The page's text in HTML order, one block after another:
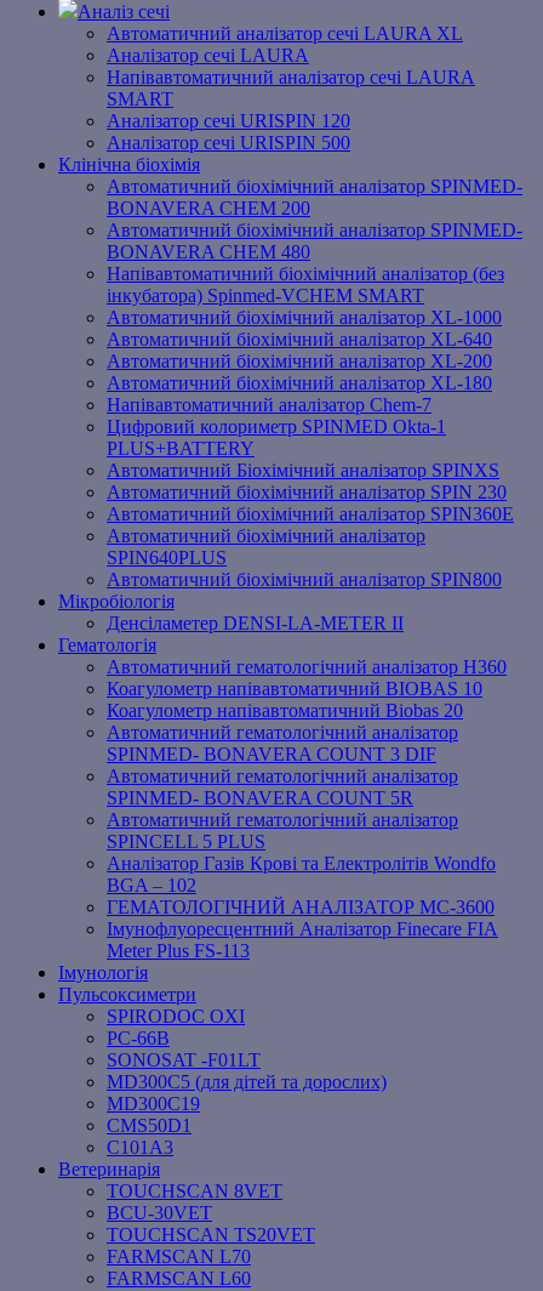
Аналіз сечі
Автоматичний аналізатор сечі LAURA XL
Аналізатор сечі LAURA
Напівавтоматичний аналізатор сечі LAURA
SMART
Аналізатор сечі URISPIN 120
Аналізатор сечі URISPIN 500
Клінічна біохімія
Автоматичний біохімічний аналізатор SPINMED-
BONAVERA CHEM 200
Автоматичний біохімічний аналізатор SPINMED-
BONAVERA CHEM 480
Напівавтоматичний біохімічний аналізатор (без
інкубатора) Spinmed-VCHEM SMART
Автоматичний біохімічний аналізатор XL-1000
Автоматичний біохімічний аналізатор XL-640
Автоматичний біохімічний аналізатор XL-200
Автоматичний біохімічний аналізатор XL-180
Напівавтоматичний аналізатор Chem-7
Цифровий колориметр SPINMED Okta-1
PLUS+BATTERY
Автоматичний Біохімічний аналізатор SPINXS
Автоматичний біохімічний аналізатор SPIN 230
Автоматичний біохімічний аналізатор SPIN360E
Автоматичний біохімічний аналізатор
SPIN640PLUS
Автоматичний біохімічний аналізатор SPIN800
Мікробіологія
Денсіламетер DENSI-LA-METER ІІ
Гематологія
Автоматичний гематологічний аналізатор Н360
Коагулометр напівавтоматичний BIOBAS 10
Коагулометр напівавтоматичний Biobas 20
Автоматичний гематологічний аналізатор
SPINMED- BONAVERA COUNT 3 DIF
Автоматичний гематологічний аналізатор
SPINMED- BONAVERA COUNT 5R
Автоматичний гематологічний аналізатор
SPINCELL 5 PLUS
Аналізатор Газів Крові та Електролітів Wondfo
BGA – 102
ГЕМАТОЛОГІЧНИЙ АНАЛІЗАТОР MC-3600
Імунофлуоресцентний Аналізатор Finecare FIA
Meter Plus FS-113
Імунологія
Пульсоксиметри
SPIRODOC OXI
PC-66B
SONOSAT -F01LT
MD300C5 (для дітей та дорослих)
MD300C19
СMS50D1
С101A3
Ветеринарія
TOUCHSCAN 8VET
BCU-30VET
TOUCHSCAN TS20VET
FARMSCAN L70
FARMSCAN L60